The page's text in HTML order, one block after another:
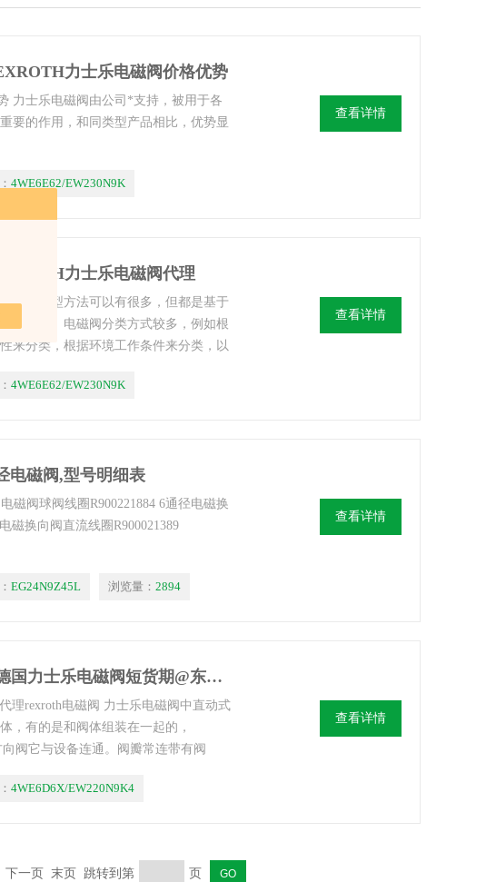
力士乐电磁阀价格优势
力士乐电磁阀由公司*支持，被用于各
要的作用，和同类型产品相比，优势显
4WE6E62/EW230N9K
查看详情
力士乐电磁阀代理
阀的选型方法可以有很多，但都是基于
的要求。电磁阀分类方式较多，例如根
来分类，根据环境工作条件来分类，以
小编就和大家说说不同类型电磁阀选型
4WE6E62/EW230N9K
查看详情
电磁阀,型号明细表
磁阀球阀线圈R900221884 6通径电磁换
磁换向阀直流线圈R900021389
EG24N9Z45L 浏览量： 2894
查看详情
4WE6D6X/EW220N9K4德国力士乐电磁阀短货期@东莞代理rexroth电磁阀
理rexroth电磁阀 力士乐电磁阀中直动式
，有的是和阀体组装在一起的，
阀它与设备连通。阀瓣常连带有阀
4WE6D6X/EW220N9K4
查看详情
下一页 末页 跳转到第 页